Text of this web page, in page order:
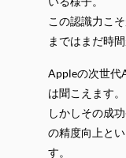
この認識力こ
まではまだ時
Appleの次世代
は聞こえます。
しかしその成
の精度向上と
す。